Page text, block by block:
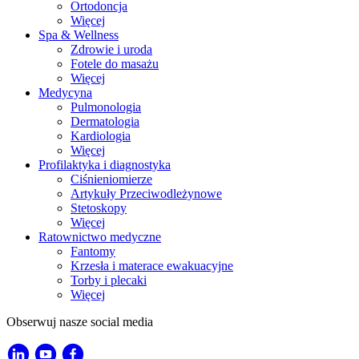
Ortodoncja
Więcej
Spa & Wellness
Zdrowie i uroda
Fotele do masażu
Więcej
Medycyna
Pulmonologia
Dermatologia
Kardiologia
Więcej
Profilaktyka i diagnostyka
Ciśnieniomierze
Artykuły Przeciwodleżynowe
Stetoskopy
Więcej
Ratownictwo medyczne
Fantomy
Krzesła i materace ewakuacyjne
Torby i plecaki
Więcej
Obserwuj nasze social media